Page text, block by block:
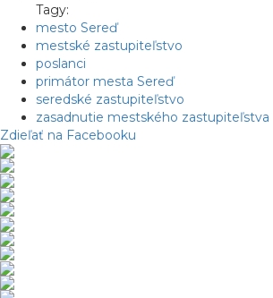
Tagy:
mesto Sereď
mestské zastupiteľstvo
poslanci
primátor mesta Sereď
seredské zastupiteľstvo
zasadnutie mestského zastupiteľstva
Zdieľať na Facebooku